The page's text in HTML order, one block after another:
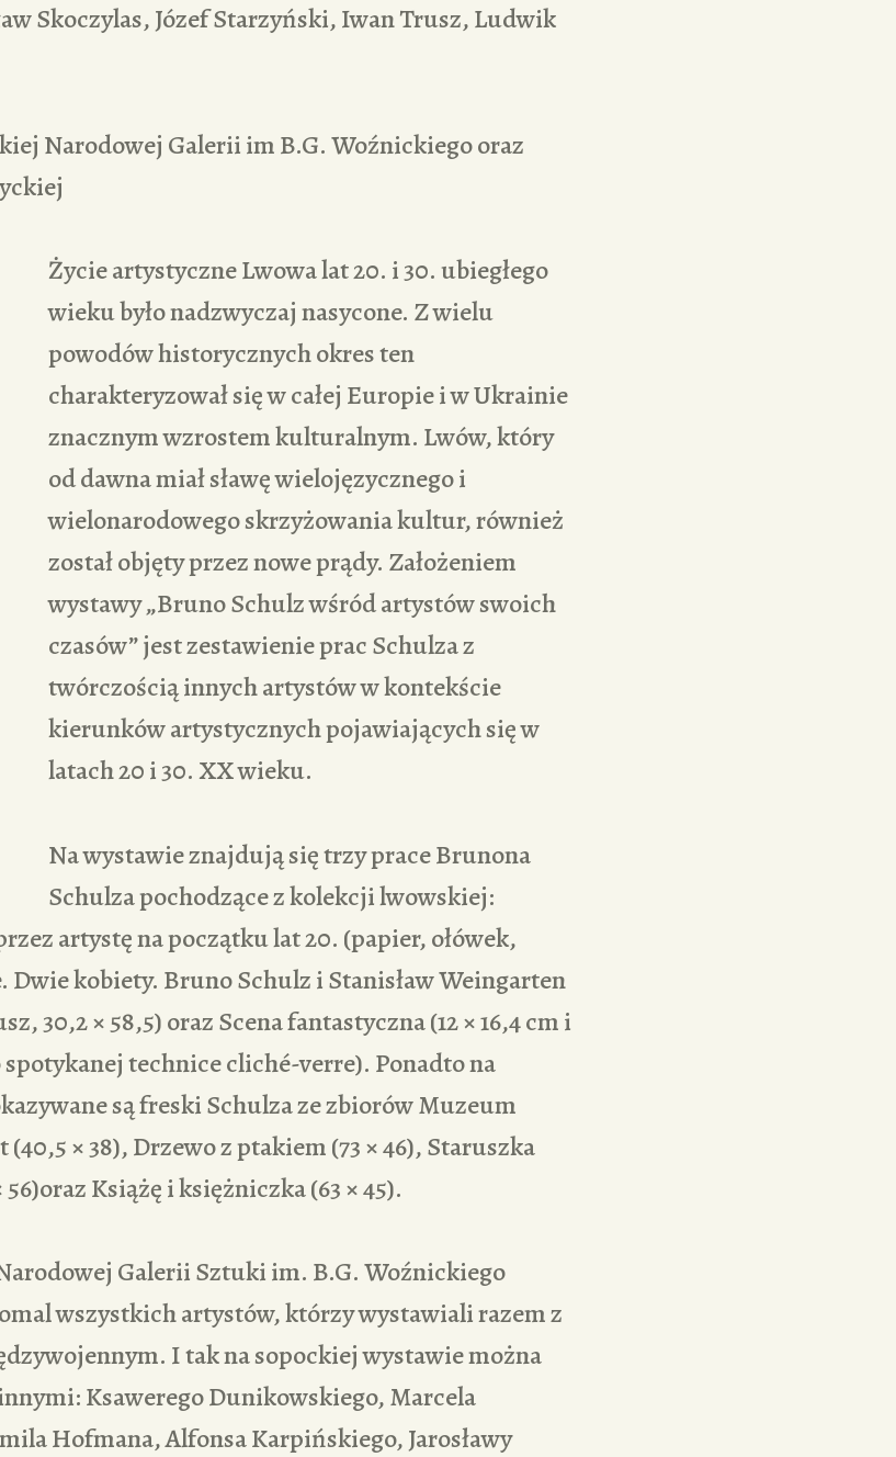
Skoczylas, Józef Starzyński, Iwan Trusz, Ludwik
Narodowej Galerii im B.G. Woźnickiego oraz
Życie artystyczne Lwowa lat 20. i 30. ubiegłego
wieku było nadzwyczaj nasycone. Z wielu
powodów historycznych okres ten
charakteryzował się w całej Europie i w Ukrainie
znacznym wzrostem kulturalnym. Lwów, który
od dawna miał sławę wielojęzycznego i
wielonarodowego skrzyżowania kultur, również
został objęty przez nowe prądy. Założeniem
wystawy „Bruno Schulz wśród artystów swoich
czasów” jest zestawienie prac Schulza z
twórczością innych artystów w kontekście
kierunków artystycznych pojawiających się w
latach 20 i 30. XX wieku.
Na wystawie znajdują się trzy prace Brunona
Schulza pochodzące z kolekcji lwowskiej:
artystę na początku lat 20. (papier, ołówek,
Dwie kobiety. Bruno Schulz i Stanisław Weingarten
30,2 × 58,5) oraz Scena fantastyczna (12 × 16,4 cm i
technice cliché-verre). Ponadto na
są freski Schulza ze zbiorów Muzeum
× 38), Drzewo z ptakiem (73 × 46), Staruszka
Książę i księżniczka (63 × 45).
Galerii Sztuki im. B.G. Woźnickiego
wszystkich artystów, którzy wystawiali razem z
I tak na sopockiej wystawie można
Ksawerego Dunikowskiego, Marcela
Hofmana, Alfonsa Karpińskiego, Jarosławy